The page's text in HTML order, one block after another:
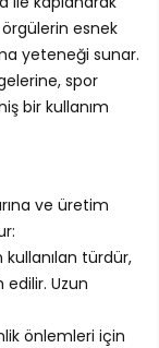
esnek
yeteneği sunar.
spor
bir kullanım
ve üretim
kullanılan türdür,
Uzun
önlemleri için